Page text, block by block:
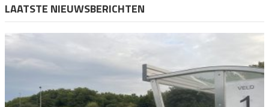
LAATSTE NIEUWSBERICHTEN